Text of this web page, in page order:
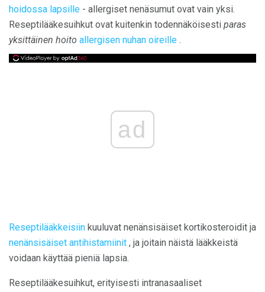
hoidossa lapsille - allergiset nenäsumut ovat vain yksi.
Reseptilääkesuihkut ovat kuitenkin todennäköisesti paras
yksittäinen hoito allergisen nuhan oireille .
ad
Reseptilääkkeisiin kuuluvat nenänsisäiset kortikosteroidit ja
nenänsisäiset antihistamiinit , ja joitain näistä lääkkeistä
voidaan käyttää pieniä lapsia.
Reseptilääkesuihkut, erityisesti intranasaaliset